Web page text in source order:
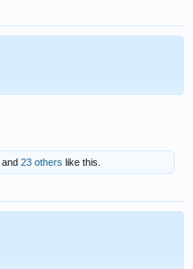
and 23 others like this.